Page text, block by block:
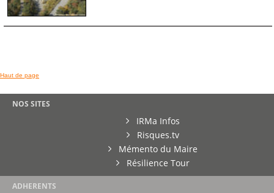
Haut de page
NOS SITES
IRMa Infos
Risques.tv
Mémento du Maire
Résilience Tour
ADHERENTS